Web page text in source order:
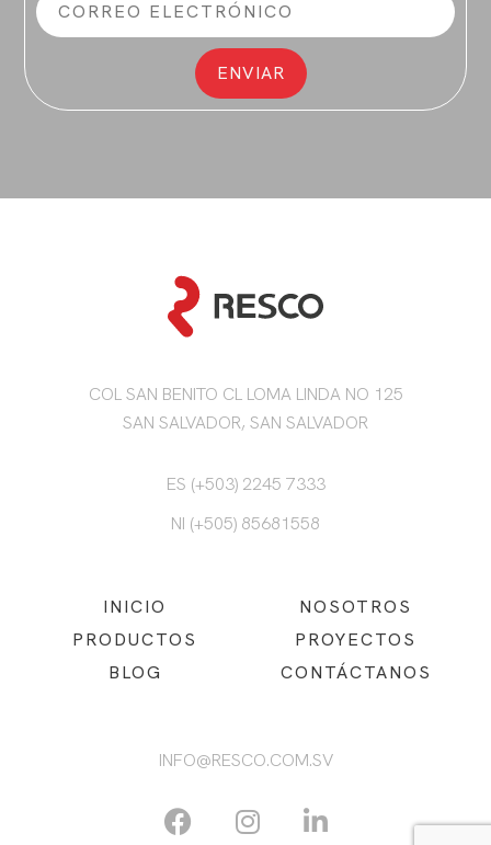
COL SAN BENITO CL LOMA LINDA NO 125
SAN SALVADOR, SAN SALVADOR
ES (+503) 2245 7333
NI (+505) 85681558
INICIO
NOSOTROS
PRODUCTOS
PROYECTOS
BLOG
CONTÁCTANOS
INFO@RESCO.COM.SV